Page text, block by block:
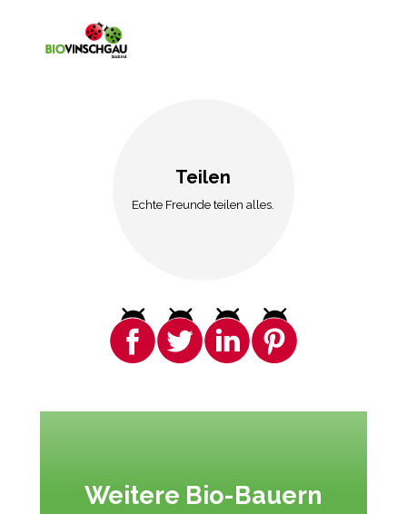
Teilen
Echte Freunde teilen alles.
Weitere Bio-Bauern